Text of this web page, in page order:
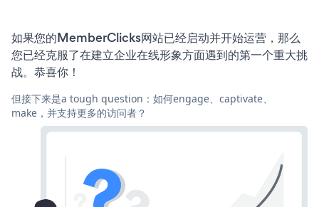
如果您的MemberClicks网站已经启动并开始运营，那么
您已经克服了在建立企业在线形象方面遇到的第一个重大挑
战。恭喜你！
但接下来是a tough question：如何engage、captivate、
make，并支持更多的访问者？